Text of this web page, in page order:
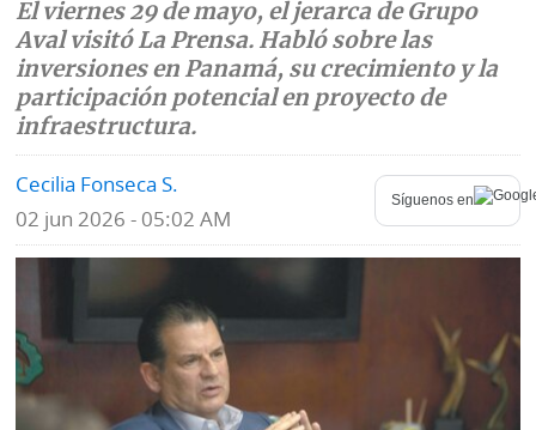
Mundo
Deportes
Tecnología
Ponle
la
Firma
Blogs
Fotografías
Videos
de
erratas
SERVICIOS
El viernes 29 de mayo, el jerarca de Grupo
Aval visitó La Prensa. Habló sobre las
inversiones en Panamá, su crecimiento y la
participación potencial en proyecto de
infraestructura.
Cecilia Fonseca S.
02 jun 2026 - 05:02 AM
Síguenos en